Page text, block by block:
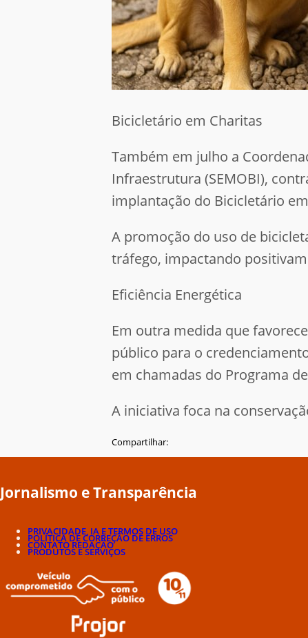
Bicicletário em Charitas
Também em julho a
Infraestrutura (SEMOBI),
implantação do Bicicletário
A promoção do uso de
tráfego, impactando
Eficiência Energética
Em outra medida que
público para o
em chamadas do Programa
A iniciativa foca na
Compartilhar:
Jornalismo e Transparência
PRIVACIDADE, IA E TERMOS DE USO
POLÍTICA DE CORREÇÃO DE ERROS
CONTATO REDAÇÃO
PRODUTOS E SERVIÇOS